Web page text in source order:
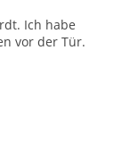
Ich habe
vor der Tür.